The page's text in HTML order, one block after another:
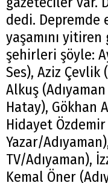
dedi. Depremde
yaşamını
şehirleri şöyle:
Ses), Aziz
Alkuş
Hatay), Gökhan
Hidayet
Yazar/
TV/Adıyaman),
Kemal Öner